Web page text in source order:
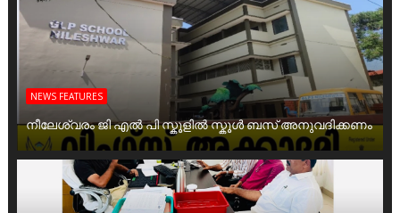
NEWS FEATURES
നീലേശ്വരം ജി എൽ പി സ്കൂളിൽ സ്കൂൾ ബസ് അനുവദിക്കണം